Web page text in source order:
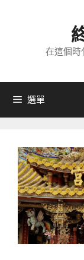
內
在這個時
選單